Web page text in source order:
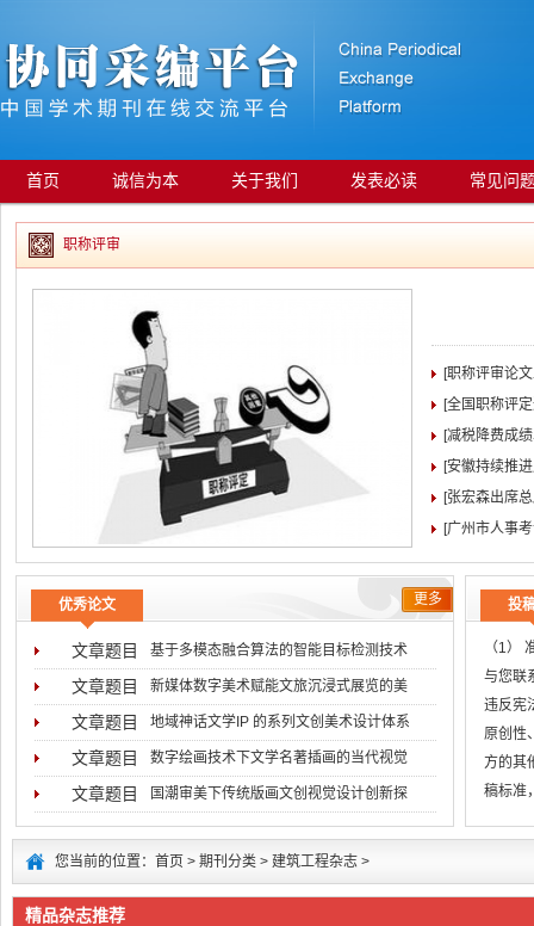
首页 诚信为本 关于我们 发表必读 常见问
职称评审
[职称评审论
[全国职称评
[减税降费成
[安徽持续推
[张宏森出席
[广州市人事
优秀论文 更多
基于多模态融合算法的智能目标检测技术
文章题目
新媒体数字美术赋能文旅沉浸式展览的美
文章题目
地域神话文学IP 的系列文创美术设计体系
文章题目
数字绘画技术下文学名著插画的当代视觉
文章题目
国潮审美下传统版画文创视觉设计创新探
文章题目
投
（1）
与您联
违反宪
原创性
方的其
稿标准
您当前的位置： 首页 > 期刊分类 > 建筑工程杂志 >
精品杂志推荐